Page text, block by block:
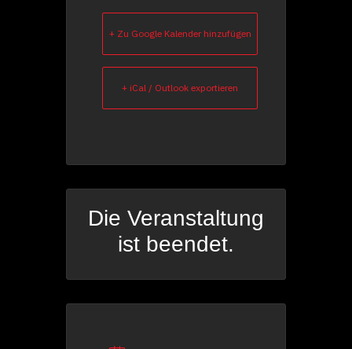
+ Zu Google Kalender hinzufügen
+ iCal / Outlook exportieren
Die Veranstaltung
ist beendet.